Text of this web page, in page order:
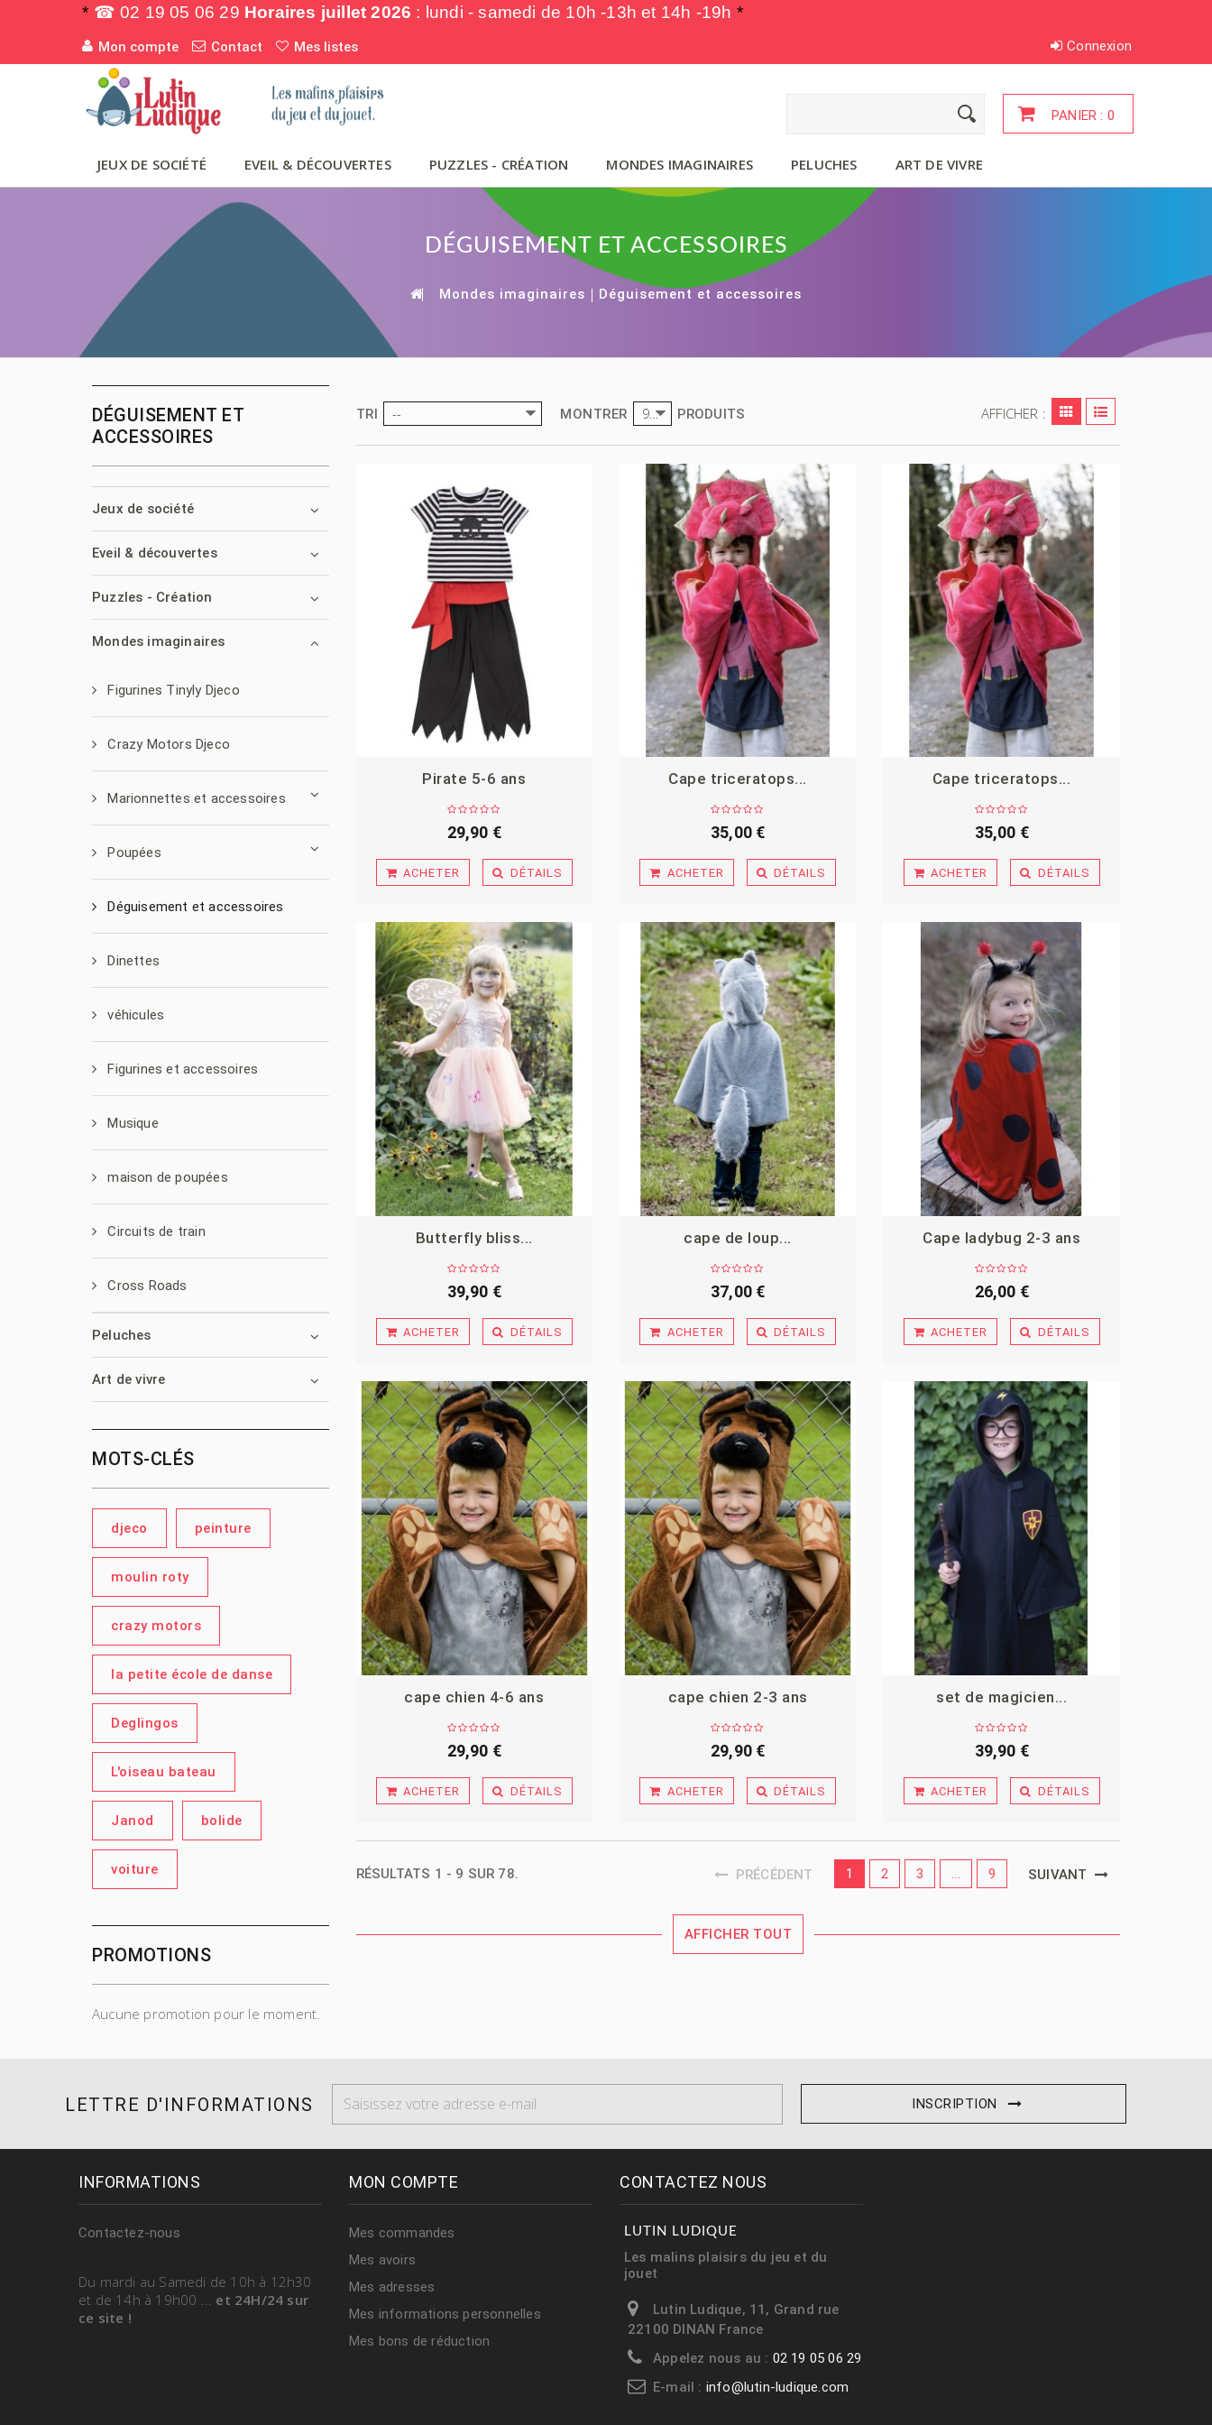
* ☎ 02 19 05 06 29 Horaires juillet 2026 : lundi - samedi de 10h -13h et 14h -19h *
Mon compte Contact Mes listes Connexion
PANIER : 0
JEUX DE SOCIÉTÉ EVEIL & DÉCOUVERTES PUZZLES - CRÉATION MONDES IMAGINAIRES PELUCHES ART DE VIVRE
DÉGUISEMENT ET ACCESSOIRES
Mondes imaginaires Déguisement et accessoires
DÉGUISEMENT ET
ACCESSOIRES
Jeux de société
Eveil & découvertes
Puzzles - Création
Mondes imaginaires
Figurines Tinyly Djeco
Crazy Motors Djeco
Marionnettes et accessoires
Poupées
Déguisement et accessoires
Dinettes
véhicules
Figurines et accessoires
Musique
maison de poupées
Circuits de train
Cross Roads
Peluches
Art de vivre
MOTS-CLÉS
djeco peinture
moulin roty
crazy motors
la petite école de danse
Deglingos
L'oiseau bateau
Janod bolide
voiture
PROMOTIONS
Aucune promotion pour le moment.
AFFICHER :
TRI -- MONTRER 9 PRODUITS
Pirate 5-6 ans
29,90 €
ACHETER DÉTAILS
Cape triceratops...
35,00 €
ACHETER DÉTAILS
Cape triceratops...
35,00 €
ACHETER DÉTAILS
Butterfly bliss...
39,90 €
ACHETER DÉTAILS
cape de loup...
37,00 €
ACHETER DÉTAILS
Cape ladybug 2-3 ans
26,00 €
ACHETER DÉTAILS
cape chien 4-6 ans
29,90 €
ACHETER DÉTAILS
cape chien 2-3 ans
29,90 €
ACHETER DÉTAILS
set de magicien...
39,90 €
ACHETER DÉTAILS
RÉSULTATS 1 - 9 SUR 78. PRÉCÉDENT 1 2 3 ... 9 SUIVANT
AFFICHER TOUT
LETTRE D'INFORMATIONS INSCRIPTION
INFORMATIONS
Contactez-nous
Du mardi au Samedi de 10h à 12h30
et de 14h à 19h00
et 24H/24 sur
ce site !
MON COMPTE
Mes commandes
Mes avoirs
Mes adresses
Mes informations personnelles
Mes bons de réduction
CONTACTEZ NOUS
LUTIN LUDIQUE
Les malins plaisirs du jeu et du
jouet
Lutin Ludique, 11, Grand rue
22100 DINAN France
Appelez nous au : 02 19 05 06 29
E-mail : info@lutin-ludique.com